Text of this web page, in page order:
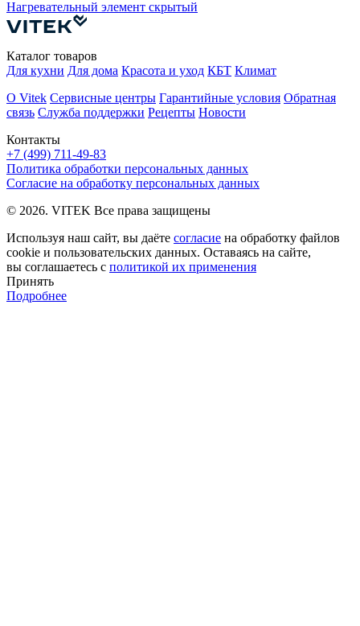
Нагревательный элемент скрытый
Контакты
+7 (499) 711-49-83
Каталог товаров
Для кухни Для дома Красота и уход КБТ Климат
О Vitek Сервисные центры Гарантийные условия Обратная
связь Служба поддержки Рецепты Новости
Политика обработки персональных данных
Согласие на обработку персональных данных
© 2026. VITEK Все права защищены
Используя наш сайт, вы даёте согласие на обработку файлов
cookie и пользовательских данных. Оставаясь на сайте,
вы соглашаетесь с политикой их применения
Принять
Подробнее